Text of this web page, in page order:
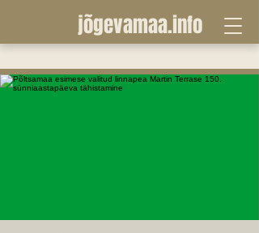
jõgevamaa.info